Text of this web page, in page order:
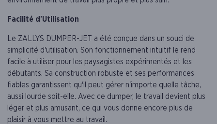
Facilité d'Utilisation
Le ZALLYS DUMPER-JET a été conçue dans un souci de
simplicité d'utilisation. Son fonctionnement intuitif le rend
facile à utiliser pour les paysagistes expérimentés et les
débutants. Sa construction robuste et ses performances
fiables garantissent qu'il peut gérer n'importe quelle tâche,
aussi lourde soit-elle. Avec ce dumper, le travail devient plus
léger et plus amusant, ce qui vous donne encore plus de
plaisir à vous mettre au travail.